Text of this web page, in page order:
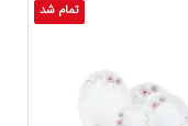
تمام شد